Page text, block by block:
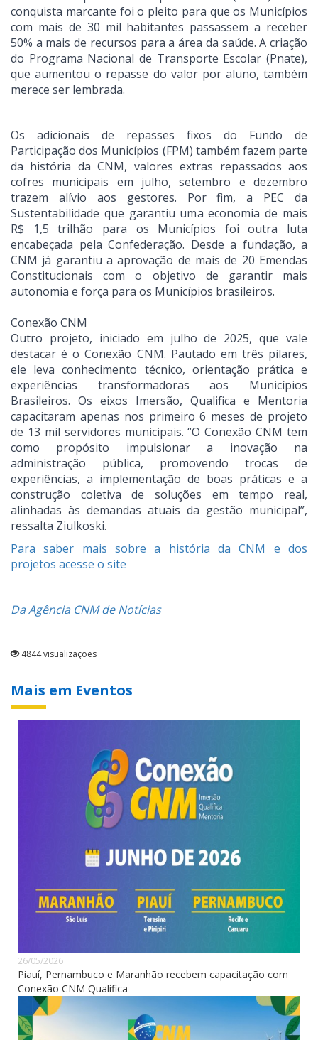
conquista marcante foi o pleito para que os Municípios
com mais de 30 mil habitantes passassem a receber
50% a mais de recursos para a área da saúde. A criação
do Programa Nacional de Transporte Escolar (Pnate),
que aumentou o repasse do valor por aluno, também
merece ser lembrada.
Os adicionais de repasses fixos do Fundo de
Participação dos Municípios (FPM) também fazem parte
da história da CNM, valores extras repassados aos
cofres municipais em julho, setembro e dezembro
trazem alívio aos gestores. Por fim, a PEC da
Sustentabilidade que garantiu uma economia de mais
R$ 1,5 trilhão para os Municípios foi outra luta
encabeçada pela Confederação. Desde a fundação, a
CNM já garantiu a aprovação de mais de 20 Emendas
Constitucionais com o objetivo de garantir mais
autonomia e força para os Municípios brasileiros.
Conexão CNM
Outro projeto, iniciado em julho de 2025, que vale
destacar é o Conexão CNM. Pautado em três pilares,
ele leva conhecimento técnico, orientação prática e
experiências transformadoras aos Municípios
Brasileiros. Os eixos Imersão, Qualifica e Mentoria
capacitaram apenas nos primeiro 6 meses de projeto
de 13 mil servidores municipais. “O Conexão CNM tem
como propósito impulsionar a inovação na
administração pública, promovendo trocas de
experiências, a implementação de boas práticas e a
construção coletiva de soluções em tempo real,
alinhadas às demandas atuais da gestão municipal”,
ressalta Ziulkoski.
Para saber mais sobre a história da CNM e dos
projetos acesse o site
Da Agência CNM de Notícias
4844 visualizações
Mais em Eventos
26/05/2026
Piauí, Pernambuco e Maranhão recebem capacitação com
Conexão CNM Qualifica